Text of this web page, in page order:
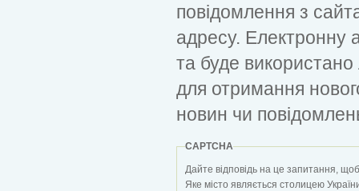
повідомлення з
адресу. Електронну
та буде
для отримання
новин чи
CAPTCHA
Дайте відповідь на це запитання,
Яке місто являється столицею